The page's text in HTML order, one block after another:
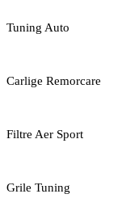
Tuning Auto
Carlige Remorcare
Filtre Aer Sport
Grile Tuning